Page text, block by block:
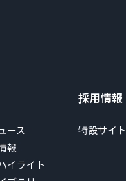
ース
報
イライト
採用情報
特設サイト